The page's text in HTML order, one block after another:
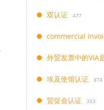
双认证 477
commercial
外贸发票中的VIA
埃及使馆认证 374
贸促会认证 353